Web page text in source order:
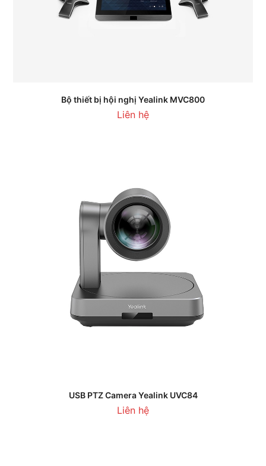
Bộ thiết bị hội nghị Yealink MVC800
Liên hệ
USB PTZ Camera Yealink UVC84
Liên hệ